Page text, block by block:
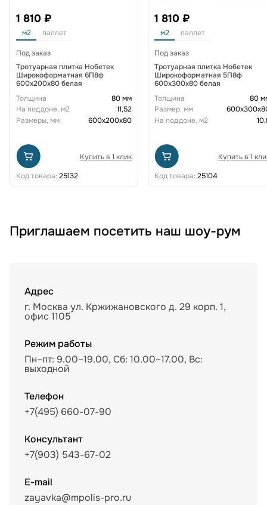
1 810 ₽
м2 паллет
Под заказ
Тротуарная плитка Нобетек
Широкоформатная 6П8ф
600x200x80 белая
Толщина
80 мм
На поддоне, м2
11,52
Размеры, мм
600х200х80
Купить в 1 клик
Код товара: 25132
1 810 ₽
м2 паллет
Под заказ
Тротуарная плитка Нобетек
Широкоформатная 5П8ф
600x300x80 белая
Толщина
80
Размер, мм
На поддоне, м2
Купить в 1
Код товара: 25104
Приглашаем посетить наш шоу-рум
Адрес
г. Москва ул. Кржижановского д. 29 корп. 1,
офис 1105
Режим работы
Пн–пт: 9.00–19.00, Сб: 10.00–17.00, Вс:
выходной
Телефон
+7(495) 660-07-90
Консультант
+7(903) 543-67-02
E-mail
zayavka@mpolis-pro.ru